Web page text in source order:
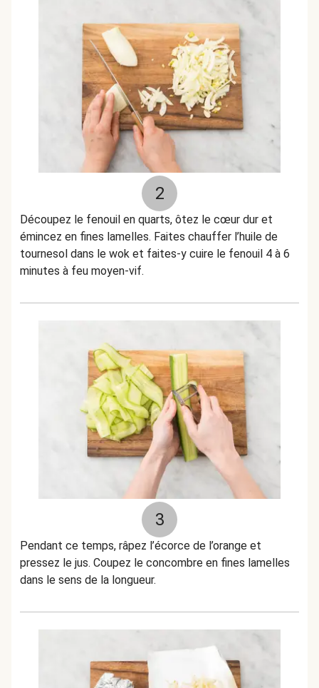
2
Découpez le fenouil en quarts, ôtez le cœur dur et
émincez en fines lamelles. Faites chauffer l’huile de
tournesol dans le wok et faites-y cuire le fenouil 4 à 6
minutes à feu moyen-vif.
3
Pendant ce temps, râpez l’écorce de l’orange et
pressez le jus. Coupez le concombre en fines lamelles
dans le sens de la longueur.